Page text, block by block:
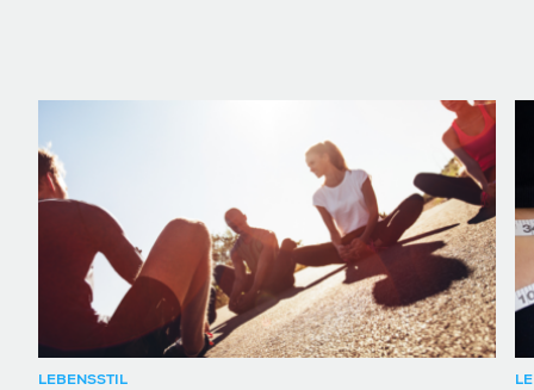
LEBENSSTIL